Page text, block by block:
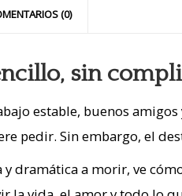
(0)
sin
estable, buenos
pedir. Sin embargo, el
dramática a morir, ve